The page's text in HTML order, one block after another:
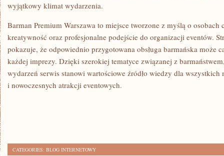
wyjątkowy klimat wydarzenia.
Barman Premium Warszawa to miejsce tworzone z myślą o osobach
kreatywność oraz profesjonalne podejście do organizacji eventów.
pokazuje, że odpowiednio przygotowana obsługa barmańska może
każdej imprezy. Dzięki szerokiej tematyce związanej z
wydarzeń serwis stanowi wartościowe źródło wiedzy dla
i nowoczesnych atrakcji eventowych.
CATEGORIES: BLOG INTERNETOWY